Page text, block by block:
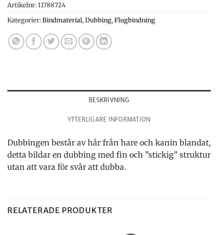
Artikelnr:11788724
Kategorier:Bindmaterial,Dubbing,Flugbindning
BESKRIVNING
YTTERLIGARE INFORMATION
Dubbingen består av hår från hare och kanin blandat,
detta bildar en dubbing med fin och ”stickig” struktur
utan att vara för svår att dubba.
RELATERADE PRODUKTER